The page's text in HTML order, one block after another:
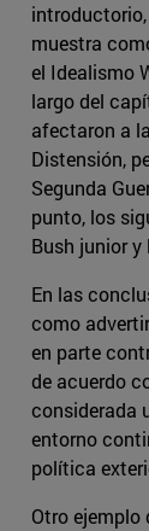
muestra
el Idealismo
largo del
afectaron a
Distensión,
Segunda
punto, los
Bush junior
En las
como
en parte
de acuerdo
considerada
entorno
política
Otro ejemplo